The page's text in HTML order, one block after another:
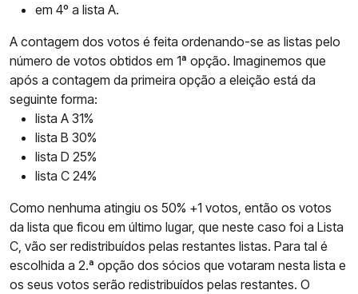
em 4º a lista A.
A contagem dos votos é feita ordenando-se as listas pelo
número de votos obtidos em 1ª opção. Imaginemos que
após a contagem da primeira opção a eleição está da
seguinte forma:
lista A 31%
lista B 30%
lista D 25%
lista C 24%
Como nenhuma atingiu os 50% +1 votos, então os votos
da lista que ficou em último lugar, que neste caso foi a Lista
C, vão ser redistribuídos pelas restantes listas. Para tal é
escolhida a 2.ª opção dos sócios que votaram nesta lista e
os seus votos serão redistribuídos pelas restantes. O